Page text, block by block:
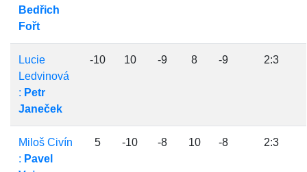
Bedřich
Fořt
Lucie
Ledvinová
: Petr
Janeček
-10 10 -9 8 -9 2:3
Miloš Civín
: Pavel
5 -10 -8 10 -8 2:3